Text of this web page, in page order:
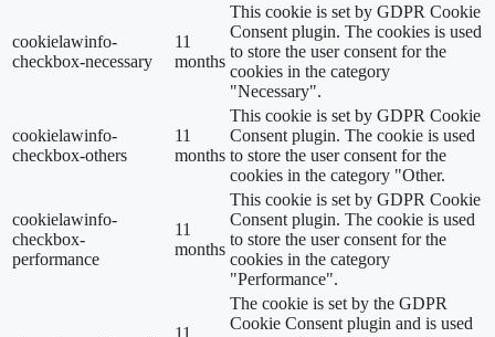
cookielawinfo-
checkbox-necessary
11
months
This cookie is set by GDPR Cookie
Consent plugin. The cookies is used
to store the user consent for the
cookies in the category
"Necessary".
cookielawinfo-
checkbox-others
11
months
This cookie is set by GDPR Cookie
Consent plugin. The cookie is used
to store the user consent for the
cookies in the category "Other.
cookielawinfo-
checkbox-
performance
11
months
This cookie is set by GDPR Cookie
Consent plugin. The cookie is used
to store the user consent for the
cookies in the category
"Performance".
11
The cookie is set by the GDPR
Cookie Consent plugin and is used